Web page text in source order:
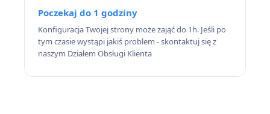
Poczekaj do 1 godziny
Konfiguracja Twojej strony może zająć do 1h. Jeśli po
tym czasie wystąpi jakiś problem - skontaktuj się z
naszym Działem Obsługi Klienta